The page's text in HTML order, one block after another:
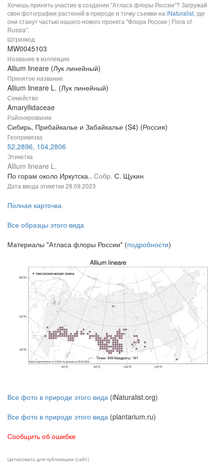
Хочешь принять участие в создании "Атласа флоры России"? Загружай
свои фотографии растений в природе и точку съемки на iNaturalist, где
они станут частью нашего нового проекта "Флора России | Flora of
Russia".
Штрихкод
MW0045103
Название в коллекции
Allium lineare (Лук линейный)
Принятое название
Allium lineare L. (Лук линейный)
Семейство
Amaryllidaceae
Районирование
Сибирь, Прибайкалье и Забайкалье (S4) (Россия)
Геопривязка
52,2896, 104,2806
Этикетка
Allium lineare L.
По горам около Иркутска.. Собр. С. Щукин
Дата ввода этикетки 28.09.2023
Полная карточка
Все образцы этого вида
Материалы "Атласа флоры России" (подробности)
Все фото в природе этого вида (iNaturalist.org)
Все фото в природе этого вида (plantarium.ru)
Сообщить об ошибке
Цитировать для публикации (сайт)